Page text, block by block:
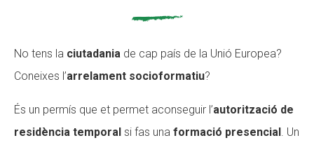
No tens la ciutadania de cap país de la Unió Europea?
Coneixes l’arrelament socioformatiu?
És un permís que et permet aconseguir l’autorització de
residència temporal si fas una formació presencial. Un
CONEIX FUNDESPLAI
CONEIX FUNDESPLAI